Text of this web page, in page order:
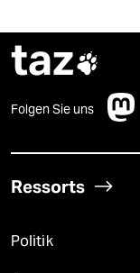
taz
Folgen Sie uns
Ressorts
Politik